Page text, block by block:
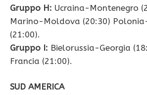
Gruppo H: Ucraina-Montenegro
Marino-Moldova (20:30)
(21:00).
Gruppo I: Bielorussia-Georgia
Francia (21:00).
SUD AMERICA